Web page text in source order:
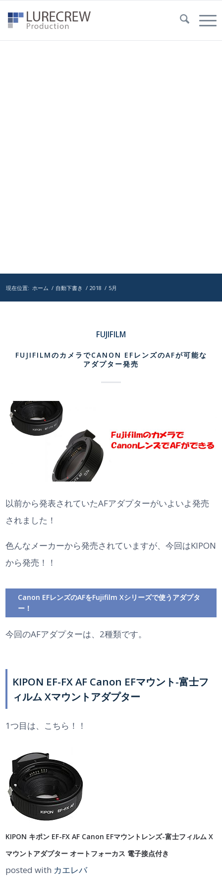
現在位置: ホーム / 自動下書き / 2018 / 5月
FUJIFILM
FUJIFILMのカメラでCANON EFレンズのAFが可能な
アダプター発売
以前から発表されていたAFアダプターがいよいよ発売
されました！
色んなメーカーから発売されていますが、今回はKIPON
から発売！！
Canon EFレンズのAFをFujifilm Xシリーズで使うアダプタ
ー！
今回のAFアダプターは、2種類です。
KIPON EF-FX AF Canon EFマウント-富士フ
ィルム Xマウントアダプター
1つ目は、こちら！！
KIPON キポン EF-FX AF Canon EFマウントレンズ-富士フィルム X
マウントアダプター オートフォーカス 電子接点付き
posted with カエレバ